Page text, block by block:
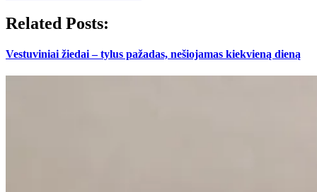
Related Posts:
Vestuviniai žiedai – tylus pažadas, nešiojamas kiekvieną dieną